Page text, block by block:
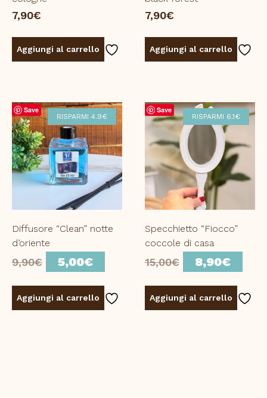
7,90€
Aggiungi al carrello
7,90€
Aggiungi al carrello
Save
RISPARMI 4.9€
Diffusore “Clean” notte
d’oriente
9,90€
prezzo
era:
5,00€
prezzo
attuale
è:
Aggiungi al carrello
Save
RISPARMI 6.1€
Specchietto “Fiocco”
coccole di casa
15,00€
prezzo
era:
8,90€
è:
Aggiungi al carrello